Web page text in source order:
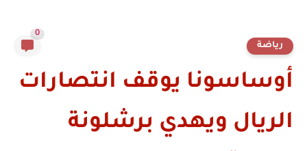
رياضة
0
أوساسونا يوقف انتصارات
الريال ويهدي برشلونة